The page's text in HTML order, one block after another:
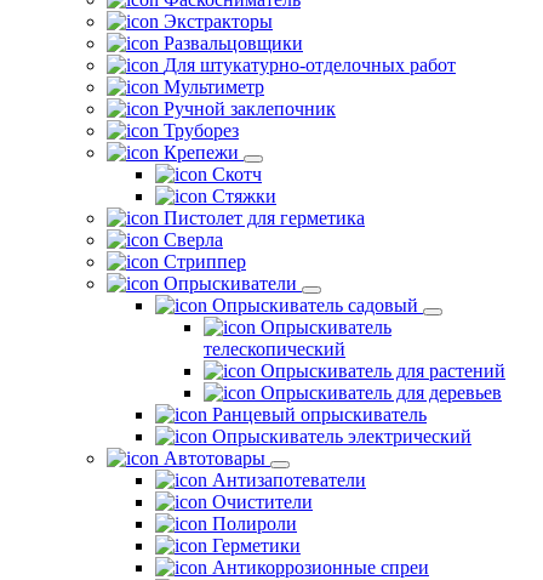
Экстракторы
Развальцовщики
Для штукатурно-отделочных работ
Мультиметр
Ручной заклепочник
Труборез
Крепежи
Скотч
Стяжки
Пистолет для герметика
Сверла
Стриппер
Опрыскиватели
Опрыскиватель садовый
Опрыскиватель
телескопический
Опрыскиватель для растений
Опрыскиватель для деревьев
Ранцевый опрыскиватель
Опрыскиватель электрический
Автотовары
Антизапотеватели
Очистители
Полироли
Герметики
Антикоррозионные спреи